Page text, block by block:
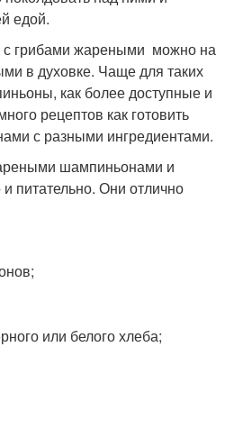
едой.
с грибами жареными можно на
в духовке. Чаще для таких
как более доступные и
рецептов как готовить
с разными ингредиентами.
шампиньонами и
питательно. Они отлично
или белого хлеба;